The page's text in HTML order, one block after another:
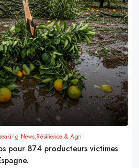
News,Résilience & Agri
pour 874 producteurs victimes